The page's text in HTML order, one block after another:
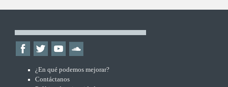
¿En qué podemos mejorar?
Contáctanos